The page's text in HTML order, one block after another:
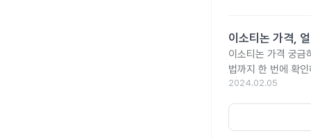
이소티논 가격,
이소티논 가격 궁금
법까지 한 번에 확
2024.02.05